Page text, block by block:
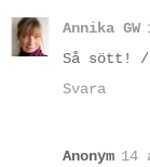
Annika GW
Så sött! /
Svara
Anonym 14